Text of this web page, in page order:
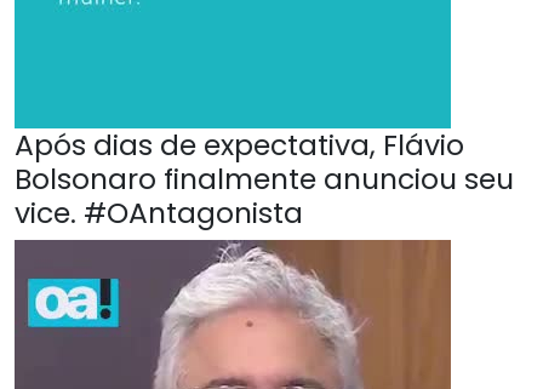
Após dias de expectativa, Flávio
Bolsonaro finalmente anunciou seu
vice. #OAntagonista